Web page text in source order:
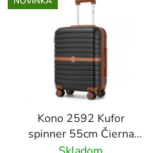
Kono 2592 Kufor
spinner 55cm Čierna
ABS/Polykarbonát